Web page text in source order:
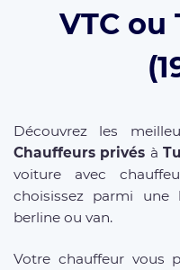
VTC ou
Découvrez les
Chauffeurs privés à
voiture avec
choisissez parmi
berline ou van.
Votre chauffeur vous